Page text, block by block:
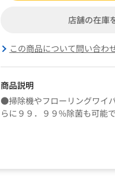
店舗の在庫
この商品について問い合わ
商品説明
●掃除機やフローリングワイ
らに９９．９９%除菌も可能